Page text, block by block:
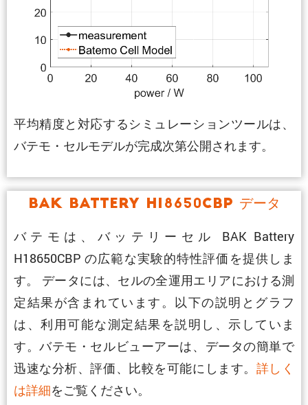
平均精度と対応するシミュレーションツールは、
バテモ・セルモデルが完成次第公開されます。
BAK Battery H18650CBP データ
バテモは、バッテリーセル BAK Battery
H18650CBP の広範な実験的特性評価を提供しま
す。 データには、セルの全運用エリアにおける測
定結果が含まれています。以下の説明とグラフ
は、利用可能な測定結果を説明し、示していま
す。バテモ・セルビューアーは、データの簡単で
迅速な分析、評価、比較を可能にします。 詳しく
は詳細をご覧ください。